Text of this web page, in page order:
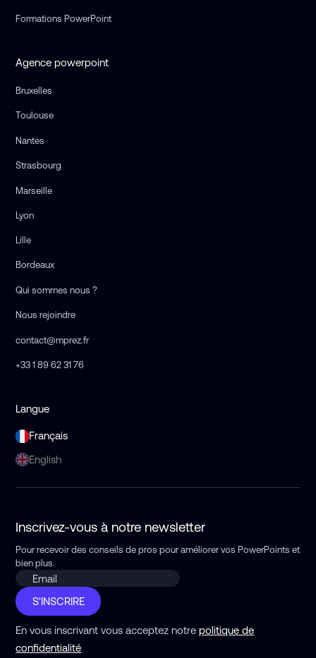
Formations PowerPoint
Agence powerpoint
Bruxelles
Toulouse
Nantes
Strasbourg
Marseille
Lyon
Lille
Bordeaux
Qui sommes nous ?
Nous rejoindre
contact@mprez.fr
+33 1 89 62 31 76
Langue
Français
English
Inscrivez-vous à notre newsletter
Pour recevoir des conseils de pros pour améliorer vos PowerPointset
bien plus.
S'INSCRIRE
En vous inscrivant vous acceptez notrepolitique de
confidentialité